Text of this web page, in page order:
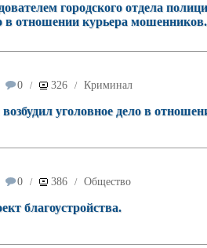
городского отдела
в отношении курьера мошенников.
0 / 326 / Криминал
уголовное дело в
0 / 386 / Общество
благоустройства.